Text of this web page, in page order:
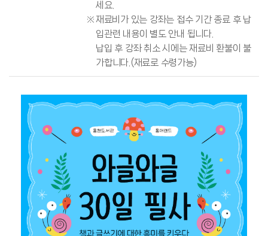
세요.
재료비가 있는 강좌는 접수 기간 종료 후 납
입관련 내용이 별도 안내 됩니다.
납입 후 강좌 취소 시에는 재료비 환불이 불
가합니다.(재료로 수령가능)